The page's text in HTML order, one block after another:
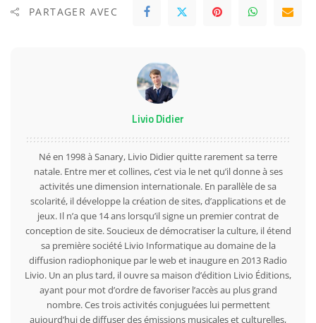
PARTAGER AVEC
Livio Didier
Né en 1998 à Sanary, Livio Didier quitte rarement sa terre
natale. Entre mer et collines, c’est via le net qu’il donne à ses
activités une dimension internationale. En parallèle de sa
scolarité, il développe la création de sites, d’applications et de
jeux. Il n’a que 14 ans lorsqu’il signe un premier contrat de
conception de site. Soucieux de démocratiser la culture, il étend
sa première société Livio Informatique au domaine de la
diffusion radiophonique par le web et inaugure en 2013 Radio
Livio. Un an plus tard, il ouvre sa maison d’édition Livio Éditions,
ayant pour mot d’ordre de favoriser l’accès au plus grand
nombre. Ces trois activités conjuguées lui permettent
aujourd’hui de diffuser des émissions musicales et culturelles,